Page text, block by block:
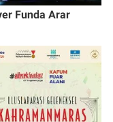
Funda Arar